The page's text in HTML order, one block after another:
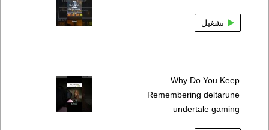
تشغيل
Why Do You Keep
Remembering deltarune
undertale gaming